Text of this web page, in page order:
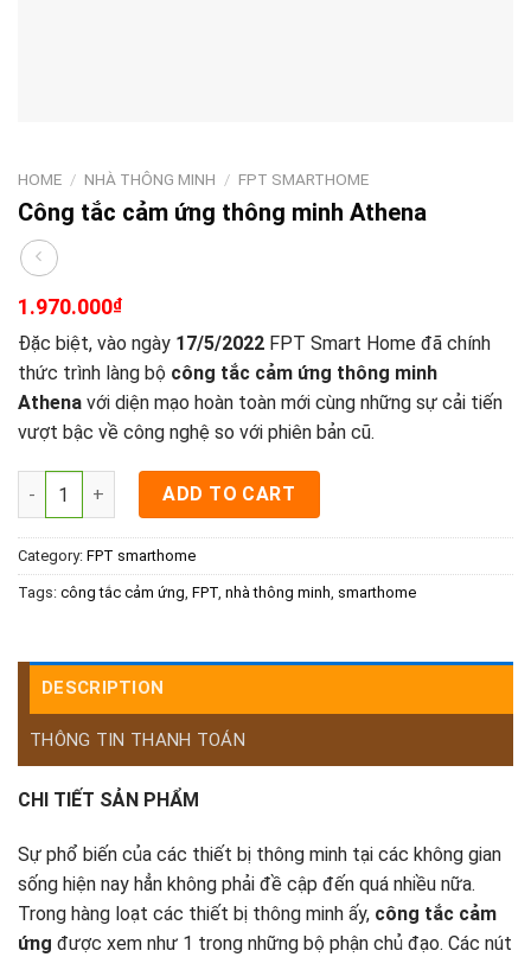
HOME / NHÀ THÔNG MINH / FPT SMARTHOME
Công tắc cảm ứng thông minh Athena
1.970.000₫
Đặc biệt, vào ngày 17/5/2022 FPT Smart Home đã chính
thức trình làng bộ công tắc cảm ứng thông minh
Athena với diện mạo hoàn toàn mới cùng những sự cải tiến
vượt bậc về công nghệ so với phiên bản cũ.
Công tắc cảm ứng thông minh Athena quantity
ADD TO CART
Category: FPT smarthome
Tags: công tắc cảm ứng, FPT, nhà thông minh, smarthome
DESCRIPTION
THÔNG TIN THANH TOÁN
CHI TIẾT SẢN PHẨM
Sự phổ biến của các thiết bị thông minh tại các không gian
sống hiện nay hẳn không phải đề cập đến quá nhiều nữa.
Trong hàng loạt các thiết bị thông minh ấy, công tắc cảm
ứng được xem như 1 trong những bộ phận chủ đạo. Các nút